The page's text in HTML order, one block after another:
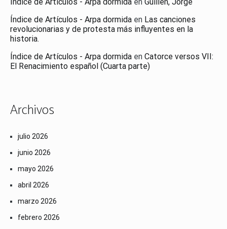
Índice de Artículos - Arpa dormida en Guillén, Jorge
Índice de Artículos - Arpa dormida en Las canciones
revolucionarias y de protesta más influyentes en la
historia.
Índice de Artículos - Arpa dormida en Catorce versos VII:
El Renacimiento español (Cuarta parte)
Archivos
julio 2026
junio 2026
mayo 2026
abril 2026
marzo 2026
febrero 2026